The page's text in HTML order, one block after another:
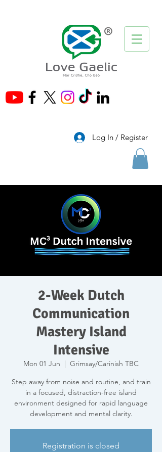
®
Log In / Register
2-Week Dutch
Communication
Mastery Island
Intensive
Mon 01 Jun
  |
Grimsay/Carinish TBC
Step away from noise and routine, and train
in a focused, distraction-free island
environment designed for rapid language
development and mental clarity.
Registration is closed